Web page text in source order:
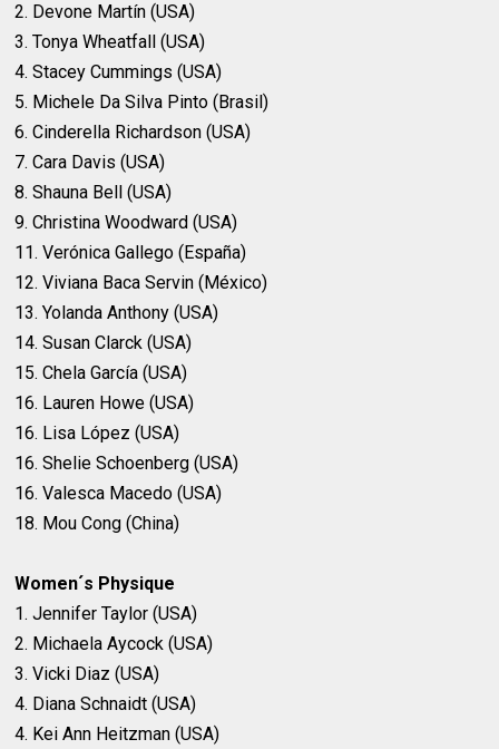
2. Devone Martín (USA)
3. Tonya Wheatfall (USA)
4. Stacey Cummings (USA)
5. Michele Da Silva Pinto (Brasil)
6. Cinderella Richardson (USA)
7. Cara Davis (USA)
8. Shauna Bell (USA)
9. Christina Woodward (USA)
11. Verónica Gallego (España)
12. Viviana Baca Servin (México)
13. Yolanda Anthony (USA)
14. Susan Clarck (USA)
15. Chela García (USA)
16. Lauren Howe (USA)
16. Lisa López (USA)
16. Shelie Schoenberg (USA)
16. Valesca Macedo (USA)
18. Mou Cong (China)
Women´s Physique
1. Jennifer Taylor (USA)
2. Michaela Aycock (USA)
3. Vicki Diaz (USA)
4. Diana Schnaidt (USA)
4. Kei Ann Heitzman (USA)